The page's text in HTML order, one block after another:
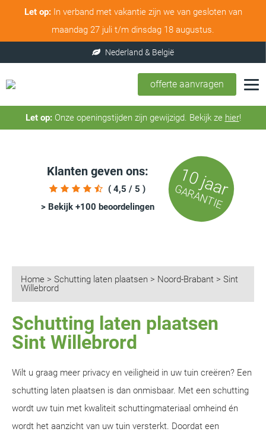
Let op:In verband met vakantie zijn we van gesloten van
maandag 27 juli t/m dinsdag 18 augustus.
offerte aanvragen
Let op:Onze openingstijden zijn gewijzigd. Bekijk ze hier!
Klanten geven ons:
( 4,5 / 5 )
> Bekijk +100 beoordelingen
10 jaar
GARANTIE
Home > Schutting laten plaatsen > Noord-Brabant > Sint
Willebrord
Schutting laten plaatsen
Sint Willebrord
Wilt u graag meer privacy en veiligheid in uw tuin creëren? Een
schutting laten plaatsen is dan onmisbaar. Met een schutting
wordt uw tuin met kwaliteit schuttingmateriaal omheind én
wordt het aanzicht van uw tuin versterkt. Doordat een